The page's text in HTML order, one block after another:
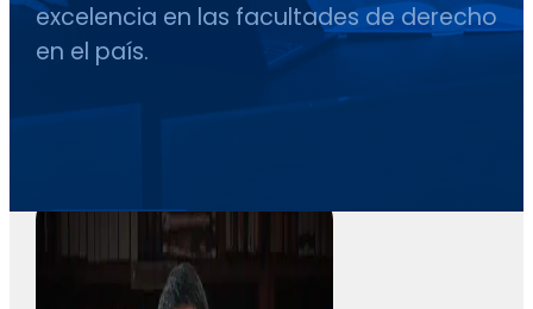
excelencia en las facultades de derecho
en el país.